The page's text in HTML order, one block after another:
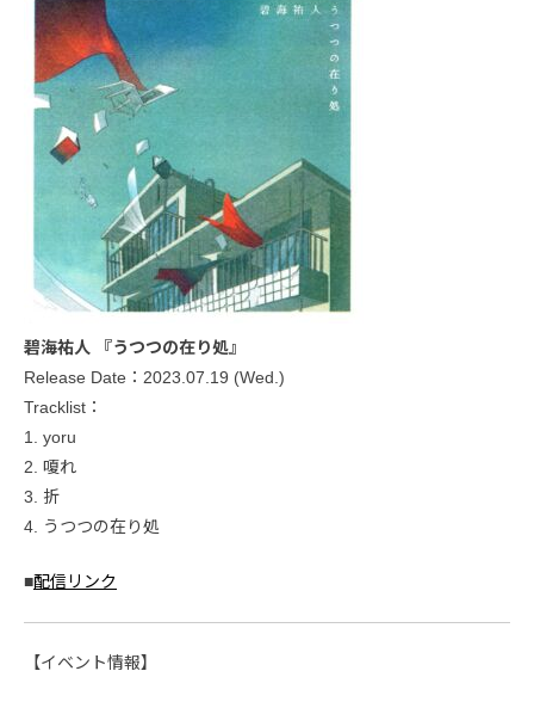
碧海祐人 『うつつの在り処』
Release Date：2023.07.19 (Wed.)
Tracklist：
1. yoru
2. 嗄れ
3. 折
4. うつつの在り処
■配信リンク
【イベント情報】